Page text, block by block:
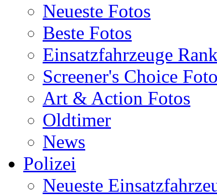
Neueste Fotos
Beste Fotos
Einsatzfahrzeuge
Screener's Choice
Art & Action Fotos
Oldtimer
News
Polizei
Neueste